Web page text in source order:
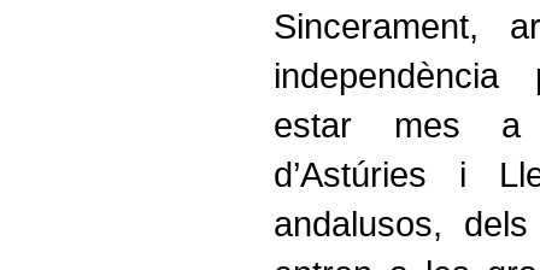
Sincerament,
estar mes a
d’Astúries i
andalusos,